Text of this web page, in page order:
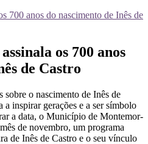
os 700 anos
de Castro
sobre o nascimento de Inês de
inspirar gerações e a ser símbolo
a data, o Município de Montemor-
de novembro, um programa
de Inês de Castro e o seu vínculo